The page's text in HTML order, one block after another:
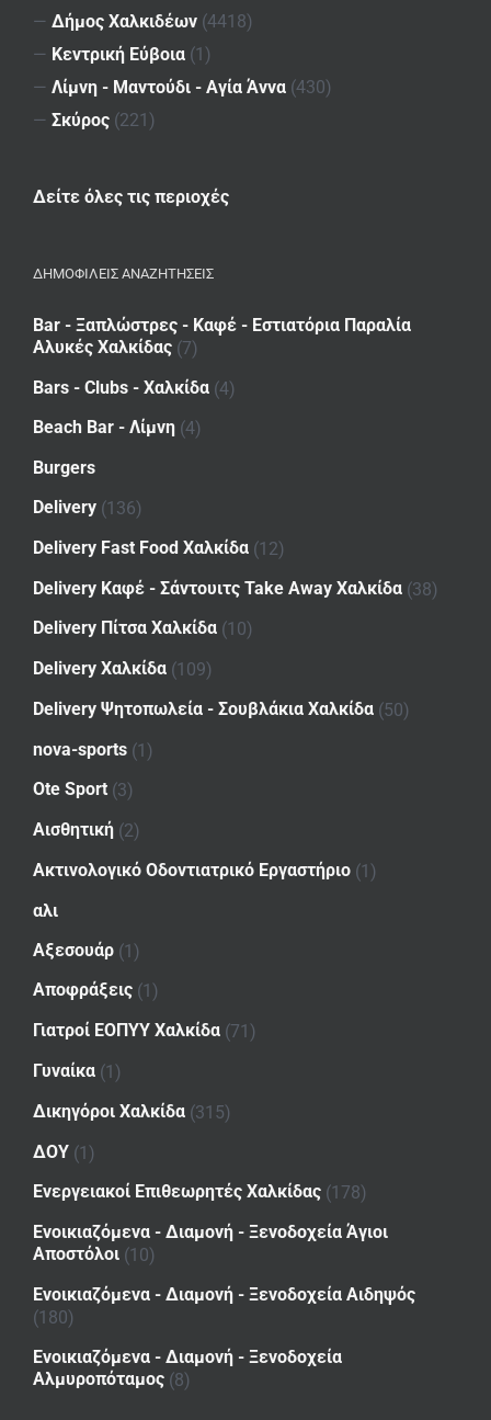
— Δήμος Χαλκιδέων (4418)
— Κεντρική Εύβοια (1)
— Λίμνη - Μαντούδι - Αγία Άννα (430)
— Σκύρος (221)
Δείτε όλες τις περιοχές
ΔΗΜΟΦΙΛΕΙΣ ΑΝΑΖΗΤΗΣΕΙΣ
Bar - Ξαπλώστρες - Καφέ - Εστιατόρια Παραλία
Αλυκές Χαλκίδας (7)
Bars - Clubs - Χαλκίδα (4)
Beach Bar - Λίμνη (4)
Burgers
Delivery (136)
Delivery Fast Food Χαλκίδα (12)
Delivery Καφέ - Σάντουιτς Take Away Χαλκίδα (38)
Delivery Πίτσα Χαλκίδα (10)
Delivery Χαλκίδα (109)
Delivery Ψητοπωλεία - Σουβλάκια Χαλκίδα (50)
nova-sports (1)
Ote Sport (3)
Αισθητική (2)
Ακτινολογικό Οδοντιατρικό Εργαστήριο (1)
αλι
Αξεσουάρ (1)
Αποφράξεις (1)
Γιατροί ΕΟΠΥΥ Χαλκίδα (71)
Γυναίκα (1)
Δικηγόροι Χαλκίδα (315)
ΔΟΥ (1)
Ενεργειακοί Επιθεωρητές Χαλκίδας (178)
Ενοικιαζόμενα - Διαμονή - Ξενοδοχεία Άγιοι
Αποστόλοι (10)
Ενοικιαζόμενα - Διαμονή - Ξενοδοχεία Αιδηψός
(180)
Ενοικιαζόμενα - Διαμονή - Ξενοδοχεία
Αλμυροπόταμος (8)